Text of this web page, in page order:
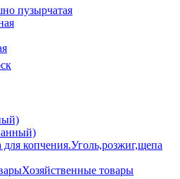
пузырчатая
Уголь,розжиг,щепа
Хозяйственные товары